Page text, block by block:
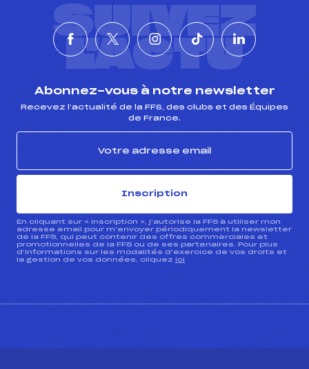
SUIVEZ
L'ACTU
Abonnez-vous à notre newsletter
Recevez l’actualité de la FFS, des clubs et des Équipes
de France.
Inscription
En cliquant sur « inscription », j’autorise la FFS à utiliser mon
adresse email pour m’envoyer périodiquement la newsletter
de la FFS, qui peut contenir des offres commerciales et
promotionnelles de la FFS ou de ses partenaires. Pour plus
d’informations sur les modalités d’exercice de vos droits et
la gestion de vos données, cliquez ici